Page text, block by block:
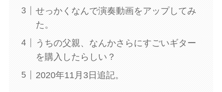
せっかくなんで演奏動画をアップしてみ
た。
うちの父親、なんかさらにすごいギター
を購入したらしい？
2020年11月3日追記。